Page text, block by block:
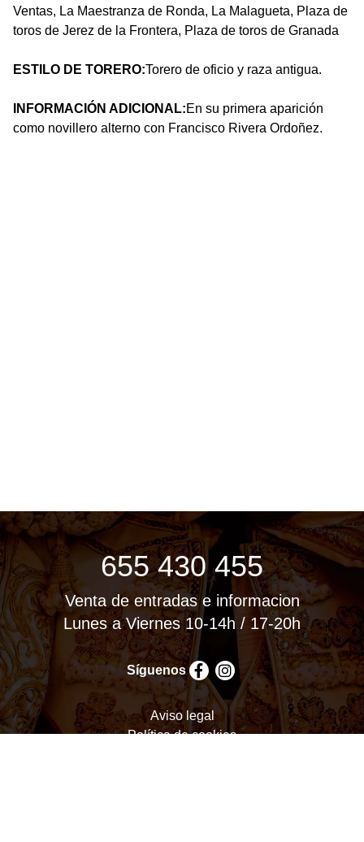
Ventas, La Maestranza de Ronda, La Malagueta, Plaza de
toros de Jerez de la Frontera, Plaza de toros de Granada
ESTILO DE TORERO:Torero de oficio y raza antigua.
INFORMACIÓN ADICIONAL:En su primera aparición
como novillero alterno con Francisco Rivera Ordoñez.
655 430 455
Venta de entradas e informacion
Lunes a Viernes 10-14h / 17-20h
Síguenos
Aviso legal
Política de cookies